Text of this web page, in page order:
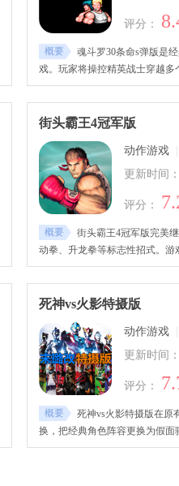
评分：
概要
魂斗罗30条命s弹版是
戏。玩家将操控精英战士穿越多
魂斗罗30条命s弹版免费下载里
果带来多样战斗体验。关卡中
挑战层次感，体验紧张刺激的冒
街头霸王4冠军版
动作游戏
更新时间：
评分：
概要
街头霸王4冠军版完美
动拳、升龙拳等标志性招式。游
春丽、肯、古烈和桑吉尔夫等
冠军版安卓下载里的每位角色
均经过精心设计，呈现流畅格斗
死神vs火影特摄版
动作游戏
更新时间：
评分：
概要
死神vs火影特摄版在原
换，把经典角色阵容更换为假
vs火影特摄版下载安装后，玩